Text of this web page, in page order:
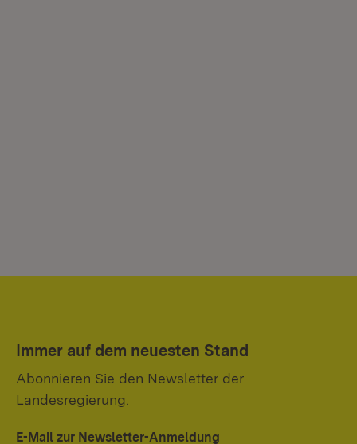
Immer auf dem neuesten Stand
Abonnieren Sie den Newsletter der
Landesregierung.
E-Mail zur Newsletter-Anmeldung